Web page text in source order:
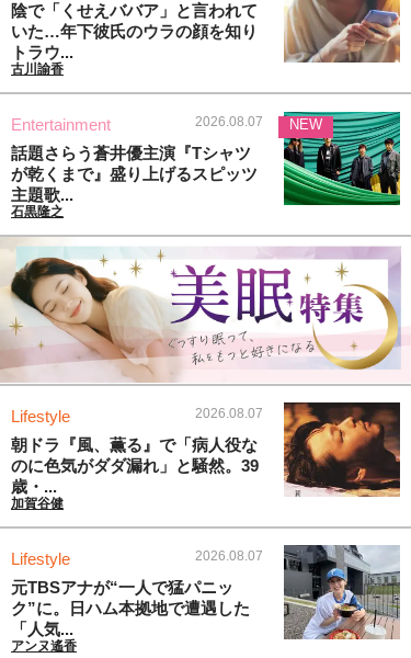
陰で「くせえババア」と言われて
いた…年下彼氏のウラの顔を知り
トラウ...
古川諭香
Entertainment 2026.08.07
話題さらう蒼井優主演『Tシャツ
が乾くまで』盛り上げるスピッツ
主題歌...
石黒隆之
NEW
Lifestyle 2026.08.07
朝ドラ『風、薫る』で「病人役な
のに色気がダダ漏れ」と騒然。39
歳・...
加賀谷健
Lifestyle 2026.08.07
元TBSアナが“一人で猛パニッ
ク”に。日ハム本拠地で遭遇した
「人気...
アンヌ遙香